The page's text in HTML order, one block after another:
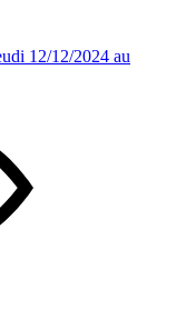
12/12/2024 au